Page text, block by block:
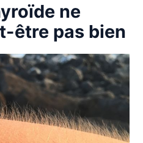
ne
être pas bien